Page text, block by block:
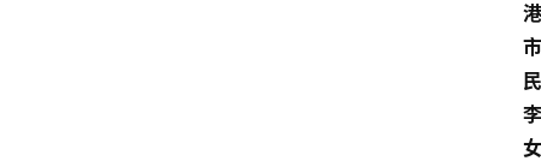
港
市
民
李
女